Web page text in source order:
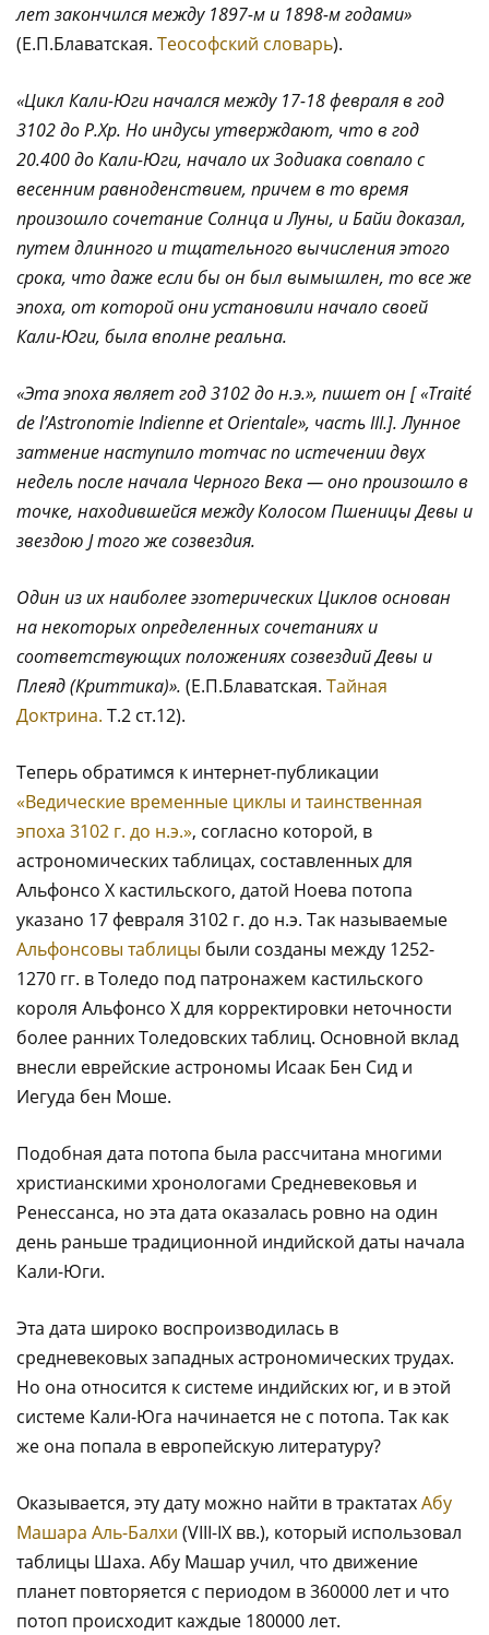
лет закончился между 1897-м и 1898-м годами»
(Е.П.Блаватская. Теософский словарь).
«Цикл Кали-Юги начался между 17-18 февраля в год
3102 до Р.Хр. Но индусы утверждают, что в год
20.400 до Кали-Юги, начало их Зодиака совпало с
весенним равноденствием, причем в то время
произошло сочетание Солнца и Луны, и Байи доказал,
путем длинного и тщательного вычисления этого
срока, что даже если бы он был вымышлен, то все же
эпоха, от которой они установили начало своей
Кали-Юги, была вполне реальна.
«Эта эпоха являет год 3102 до н.э.», пишет он [«Traité
de l’Astronomie Indienne et Orientale», часть III.]. Лунное
затмение наступило тотчас по истечении двух
недель после начала Черного Века — оно произошло в
точке, находившейся между Колосом Пшеницы Девы и
звездою J того же созвездия.
Один из их наиболее эзотерических Циклов основан
на некоторых определенных сочетаниях и
соответствующих положениях созвездий Девы и
Плеяд (Криттика)». (Е.П.Блаватская. Тайная
Доктрина. Т.2 ст.12).
Теперь обратимся к интернет-публикации
«Ведические временные циклы и таинственная
эпоха 3102 г. до н.э.», согласно которой, в
астрономических таблицах, составленных для
Альфонсо X кастильского, датой Ноева потопа
указано 17 февраля 3102 г. до н.э. Так называемые
Альфонсовы таблицы были созданы между 1252-
1270 гг. в Толедо под патронажем кастильского
короля Альфонсо X для корректировки неточности
более ранних Толедовских таблиц. Основной вклад
внесли еврейские астрономы Исаак Бен Сид и
Иегуда бен Моше.
Подобная дата потопа была рассчитана многими
христианскими хронологами Средневековья и
Ренессанса, но эта дата оказалась ровно на один
день раньше традиционной индийской даты начала
Кали-Юги.
Эта дата широко воспроизводилась в
средневековых западных астрономических трудах.
Но она относится к системе индийских юг, и в этой
системе Кали-Юга начинается не с потопа. Так как
же она попала в европейскую литературу?
Оказывается, эту дату можно найти в трактатахАбу
Машара Аль-Балхи (VIII-IX вв.), который использовал
таблицы Шаха. Абу Машар учил, что движение
планет повторяется с периодом в 360000 лет и что
потоп происходит каждые 180000 лет.